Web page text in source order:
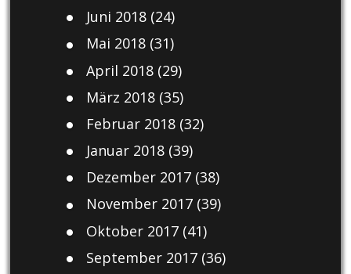
Juni 2018(24)
Mai 2018(31)
April 2018(29)
März 2018(35)
Februar 2018(32)
Januar 2018(39)
Dezember 2017(38)
November 2017(39)
Oktober 2017(41)
September 2017(36)